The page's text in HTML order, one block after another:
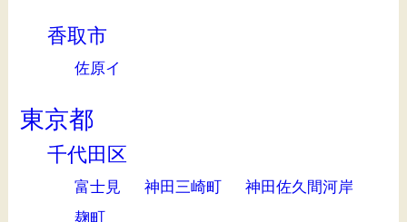
香取市
佐原イ
東京都
千代田区
富士見 神田三崎町
神田佐久間河岸
麹町